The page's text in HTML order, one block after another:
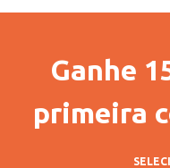
Ganhe
primeira